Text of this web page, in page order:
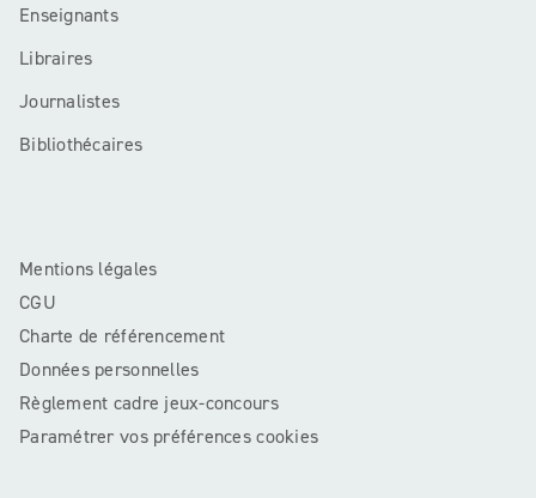
Enseignants
Libraires
Journalistes
Bibliothécaires
Mentions légales
CGU
Charte de référencement
Données personnelles
Règlement cadre jeux-concours
Paramétrer vos préférences cookies